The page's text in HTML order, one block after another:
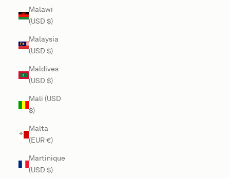
Malawi
(USD $)
Malaysia
(USD $)
Maldives
(USD $)
Mali (USD
$)
Malta
(EUR €)
Martinique
(USD $)